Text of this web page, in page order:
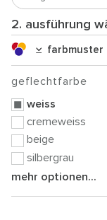
2. ausführung
farbmuster
geflechtfarbe
weiss
cremeweiss
beige
silbergrau
mehr optionen...